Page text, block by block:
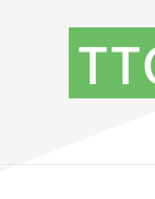
インテリア科
[通信制] 建築科／建築士専
建築科（夜間 建築士専